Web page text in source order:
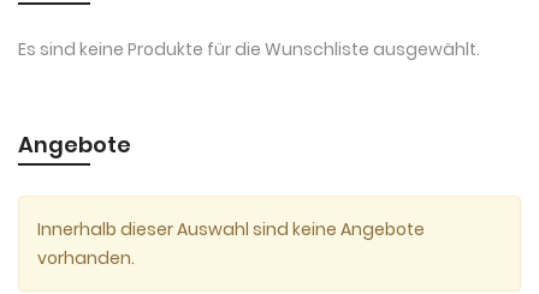
Es sind keine Produkte für die Wunschliste ausgewählt.
Angebote
Innerhalb dieser Auswahl sind keine Angebote
vorhanden.